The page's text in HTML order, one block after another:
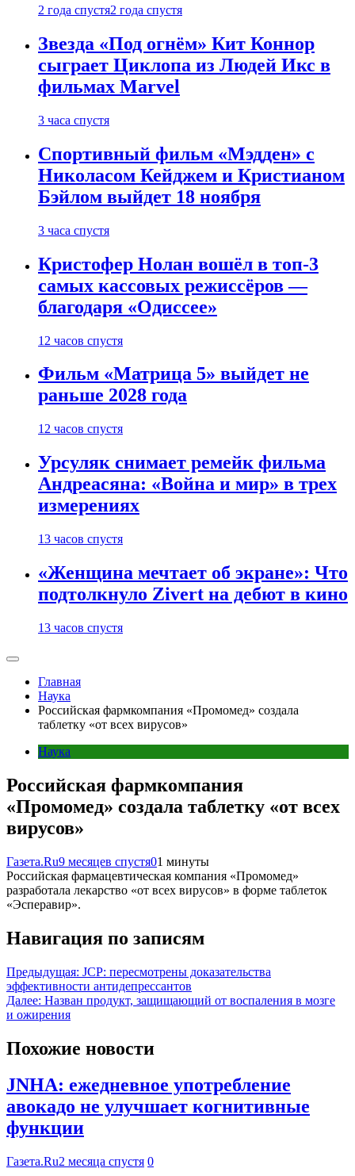
2 года спустя2 года спустя
Звезда «Под огнём» Кит Коннор
сыграет Циклопа из Людей Икс в
фильмах Marvel
3 часа спустя
Спортивный фильм «Мэдден» с
Николасом Кейджем и Кристианом
Бэйлом выйдет 18 ноября
3 часа спустя
Кристофер Нолан вошёл в топ-3
самых кассовых режиссёров —
благодаря «Одиссее»
12 часов спустя
Фильм «Матрица 5» выйдет не
раньше 2028 года
12 часов спустя
Урсуляк снимает ремейк фильма
Андреасяна: «Война и мир» в трех
измерениях
13 часов спустя
«Женщина мечтает об экране»: Что
подтолкнуло Zivert на дебют в кино
13 часов спустя
Главная
Наука
Российская фармкомпания «Промомед» создала
таблетку «от всех вирусов»
Наука
Российская фармкомпания
«Промомед» создала таблетку «от всех
вирусов»
Газета.Ru9 месяцев спустя01 минуты
Российская фармацевтическая компания «Промомед»
разработала лекарство «от всех вирусов» в форме таблеток
«Эсперавир».
Навигация по записям
Предыдущая: JCP: пересмотрены доказательства
эффективности антидепрессантов
Далее: Назван продукт, защищающий от воспаления в мозге
и ожирения
Похожие новости
JNHA: ежедневное употребление
авокадо не улучшает когнитивные
функции
Газета.Ru2 месяца спустя 0